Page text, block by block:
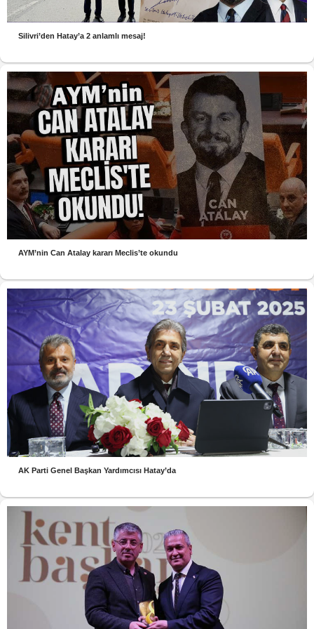
Silivri’den Hatay’a 2 anlamlı mesaj!
AYM’nin Can Atalay kararı Meclis’te okundu
AK Parti Genel Başkan Yardımcısı Hatay’da